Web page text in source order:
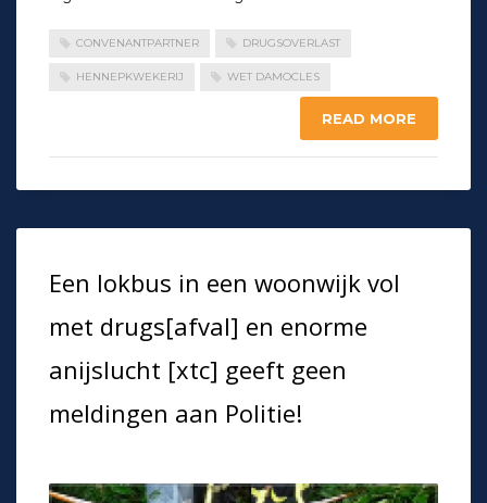
CONVENANTPARTNER DRUGSOVERLAST
HENNEPKWEKERIJ WET DAMOCLES
READ MORE
Een lokbus in een woonwijk vol
met drugs[afval] en enorme
anijslucht [xtc] geeft geen
meldingen aan Politie!